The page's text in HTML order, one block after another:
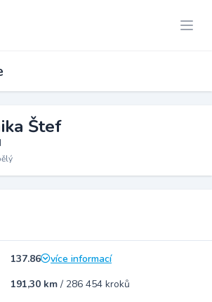
Štef
137.86
více informací
191,30 km / 286 454 kroků